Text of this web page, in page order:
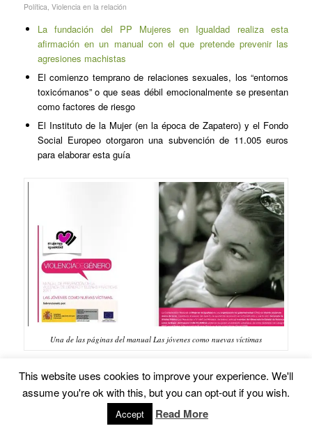
Política Violencia en la relación
La fundación del PP Mujeres en Igualdad realiza esta
afirmación en un manual con el que pretende prevenir las
agresiones machistas
El comienzo temprano de relaciones sexuales, los “entornos
toxicómanos” o que seas débil emocionalmente se presentan
como factores de riesgo
El Instituto de la Mujer (en la época de Zapatero) y el Fondo
Social Europeo otorgaron una subvención de 11.005 euros
para elaborar esta guía
Una de las páginas del manual Las jóvenes como nuevas víctimas
promiscuidad y el comienzo temprano de relaciones [sexuales]”
son “factores de riesgo” que aumentan las posibilidades de que
una chica joven sea víctima de violencia de género. Que “se
muevan en entornos toxicómanos” o que tengan un “nivel bajo de
This website uses cookies to improve your experience. We'll
assume you're ok with this, but you can opt-out if you wish.
Accept Read More